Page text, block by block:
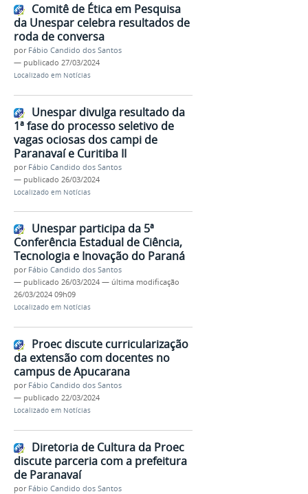
Comitê de Ética em Pesquisa
da Unespar celebra resultados de
roda de conversa
por Fábio Candido dos Santos
— publicado 27/03/2024
Localizado em Notícias
Unespar divulga resultado da
1ª fase do processo seletivo de
vagas ociosas dos campi de
Paranavaí e Curitiba II
por Fábio Candido dos Santos
— publicado 26/03/2024
Localizado em Notícias
Unespar participa da 5ª
Conferência Estadual de Ciência,
Tecnologia e Inovação do Paraná
por Fábio Candido dos Santos
— publicado 26/03/2024 — última modificação
26/03/2024 09h09
Localizado em Notícias
Proec discute curricularização
da extensão com docentes no
campus de Apucarana
por Fábio Candido dos Santos
— publicado 22/03/2024
Localizado em Notícias
Diretoria de Cultura da Proec
discute parceria com a prefeitura
de Paranavaí
por Fábio Candido dos Santos